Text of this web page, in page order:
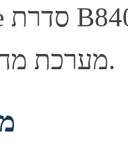
מערכת מחשב יציבה ואמינה.